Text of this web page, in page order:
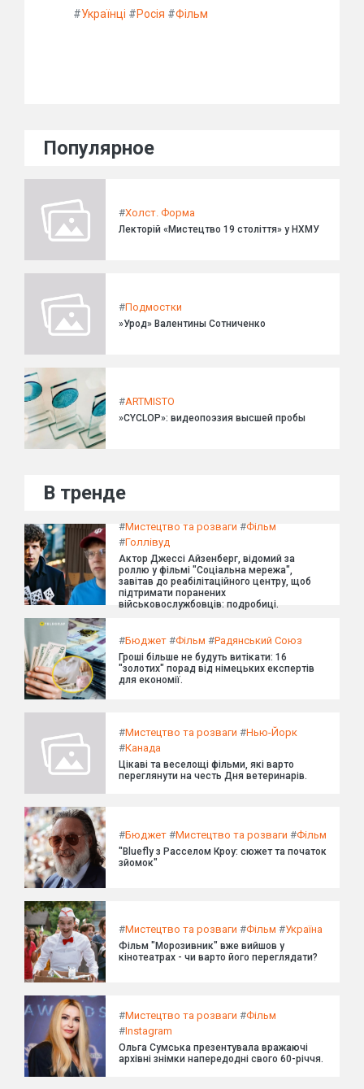
#Українці #Росія #Фільм
Популярное
#Холст. Форма
Лекторій «Мистецтво 19 століття» у НХМУ
#Подмостки
»Урод» Валентины Сотниченко
#ARTMISTO
»CYCLOP»: видеопоэзия высшей пробы
В тренде
#Мистецтво та розваги #Фільм
#Голлівуд
Актор Джессі Айзенберг, відомий за
роллю у фільмі "Соціальна мережа",
завітав до реабілітаційного центру, щоб
підтримати поранених
військовослужбовців: подробиці.
#Бюджет #Фільм #Радянський Союз
Гроші більше не будуть витікати: 16
"золотих" порад від німецьких експертів
для економії.
#Мистецтво та розваги #Нью-Йорк
#Канада
Цікаві та веселощі фільми, які варто
переглянути на честь Дня ветеринарів.
#Бюджет #Мистецтво та розваги #Фільм
"Bluefly з Расселом Кроу: сюжет та початок
зйомок"
#Мистецтво та розваги #Фільм #Україна
Фільм "Морозивник" вже вийшов у
кінотеатрах - чи варто його переглядати?
#Мистецтво та розваги #Фільм
#Instagram
Ольга Сумська презентувала вражаючі
архівні знімки напередодні свого 60-річчя.